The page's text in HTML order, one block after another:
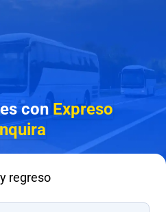
con Expreso
regreso